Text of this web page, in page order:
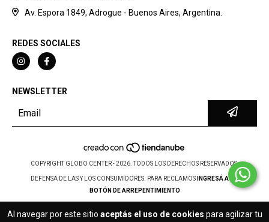
Al navegar por este sitio aceptás el uso de cookies para agilizar tu
Av. Espora 1849, Adrogue - Buenos Aires, Argentina.
REDES SOCIALES
NEWSLETTER
COPYRIGHT GLOBO CENTER - 2026. TODOS LOS DERECHOS RESERVADOS.
DEFENSA DE LAS Y LOS CONSUMIDORES. PARA RECLAMOS
INGRESÁ ACÁ.
BOTÓN DE ARREPENTIMIENTO